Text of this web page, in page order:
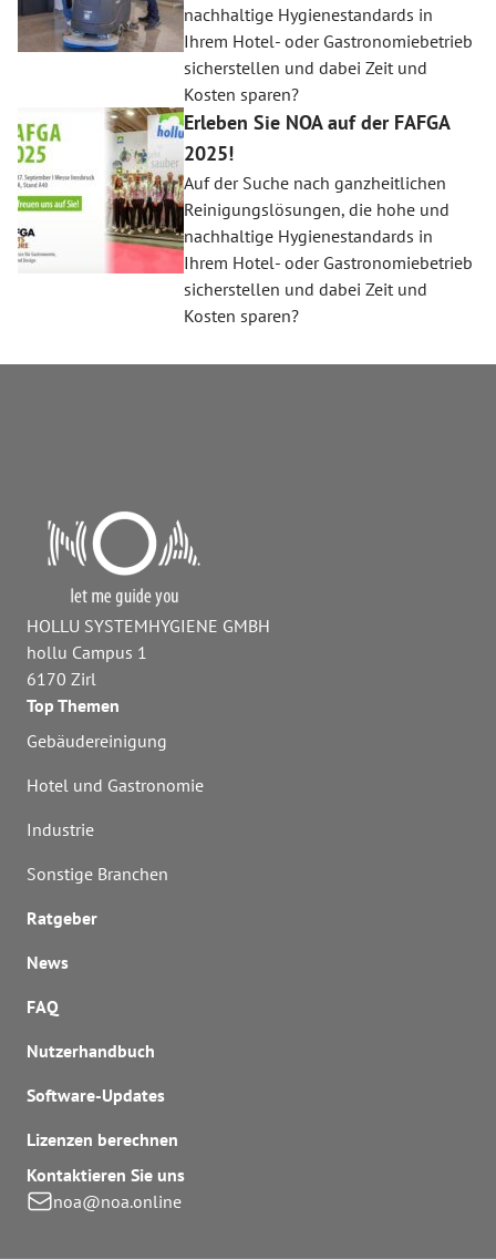
nachhaltige Hygienestandards in
Ihrem Hotel- oder Gastronomiebetrieb
sicherstellen und dabei Zeit und
Kosten sparen?
Erleben Sie NOA auf der FAFGA
2025!
Auf der Suche nach ganzheitlichen
Reinigungslösungen, die hohe und
nachhaltige Hygienestandards in
Ihrem Hotel- oder Gastronomiebetrieb
sicherstellen und dabei Zeit und
Kosten sparen?
HOLLU SYSTEMHYGIENE GMBH
hollu Campus 1
6170 Zirl
Top Themen
Gebäudereinigung
Hotel und Gastronomie
Industrie
Sonstige Branchen
Ratgeber
News
FAQ
Nutzerhandbuch
Software-Updates
Lizenzen berechnen
Kontaktieren Sie uns
noa@noa.online